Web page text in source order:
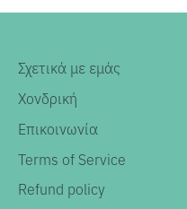
Σχετικά με εμάς
Χονδρική
Επικοινωνία
Terms of Service
Refund policy